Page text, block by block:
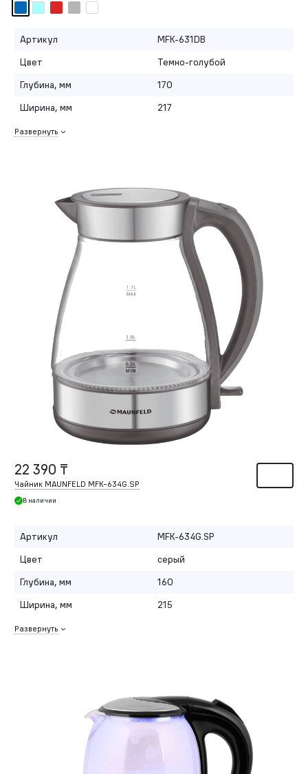
Артикул
MFK-631DB
Цвет
Темно-голубой
Глубина, мм
170
Ширина, мм
217
Развернуть
22 390 ₸
Чайник MAUNFELD MFK-634G.SP
В наличии
Артикул
MFK-634G.SP
Цвет
серый
Глубина, мм
160
Ширина, мм
215
Развернуть